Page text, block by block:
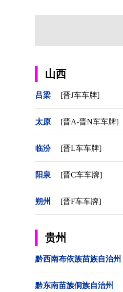
山西
吕梁 [晋J车车牌]
太原 [晋A-晋N车车牌]
临汾 [晋L车车牌]
阳泉 [晋C车车牌]
朔州 [晋F车车牌]
贵州
黔西南布依族苗族自治州
黔东南苗族侗族自治州